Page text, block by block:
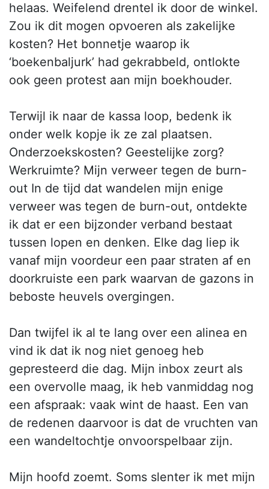
helaas. Weifelend drentel ik door de winkel.
Zou ik dit mogen opvoeren als zakelijke
kosten? Het bonnetje waarop ik
‘boekenbaljurk’ had gekrabbeld, ontlokte
ook geen protest aan mijn boekhouder.
Terwijl ik naar de kassa loop, bedenk ik
onder welk kopje ik ze zal plaatsen.
Onderzoekskosten? Geestelijke zorg?
Werkruimte? Mijn verweer tegen de burn-
out In de tijd dat wandelen mijn enige
verweer was tegen de burn-out, ontdekte
ik dat er een bijzonder verband bestaat
tussen lopen en denken. Elke dag liep ik
vanaf mijn voordeur een paar straten af en
doorkruiste een park waarvan de gazons in
beboste heuvels overgingen.
Dan twijfel ik al te lang over een alinea en
vind ik dat ik nog niet genoeg heb
gepresteerd die dag. Mijn inbox zeurt als
een overvolle maag, ik heb vanmiddag nog
een afspraak: vaak wint de haast. Een van
de redenen daarvoor is dat de vruchten van
een wandeltochtje onvoorspelbaar zijn.
Mijn hoofd zoemt. Soms slenter ik met mijn